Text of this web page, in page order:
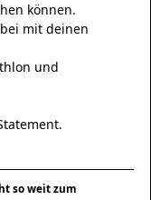
können.
mit deinen
und
so weit zum